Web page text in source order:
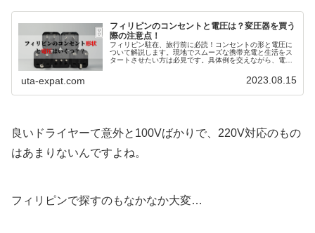
フィリピンのコンセントと電圧は？変圧器を買う
際の注意点！
フィリピン駐在、旅行前に必読！コンセントの形と電圧に
ついて解説します。現地でスムーズな携帯充電と生活をス
タートさせたい方は必見です。具体例を交えながら、電圧
uta-expat.com 2023.08.15
良いドライヤーて意外と100Vばかりで、220V対応のもの
はあまりないんですよね。
フィリピンで探すのもなかなか大変…